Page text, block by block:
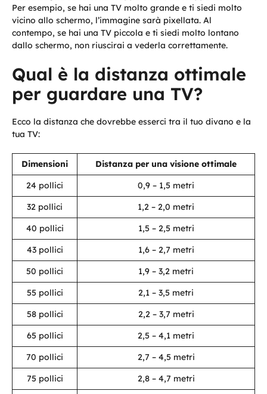
Per esempio, se hai una TV molto grande e ti siedi molto
vicino allo schermo, l’immagine sarà pixellata. Al
contempo, se hai una TV piccola e ti siedi molto lontano
dallo schermo, non riuscirai a vederla correttamente.
Qual è la distanza ottimale
per guardare una TV?
Ecco la distanza che dovrebbe esserci tra il tuo divano e la
tua TV:
Dimensioni
Distanza per una visione ottimale
24 pollici
0,9 – 1,5 metri
32 pollici
1,2 – 2,0 metri
40 pollici
1,5 – 2,5 metri
43 pollici
1,6 – 2,7 metri
50 pollici
1,9 – 3,2 metri
55 pollici
2,1 – 3,5 metri
58 pollici
2,2 – 3,7 metri
65 pollici
2,5 – 4,1 metri
70 pollici
2,7 – 4,5 metri
75 pollici
2,8 – 4,7 metri